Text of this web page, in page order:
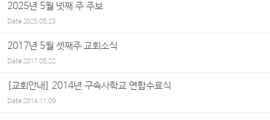
2025년 5월 넷째 주 주보
Date2025.05.23
2017년 5월 셋째주 교회소식
Date2017.05.22
[교회안내] 2014년 구속사학교 연합수료식
Date2014.11.09